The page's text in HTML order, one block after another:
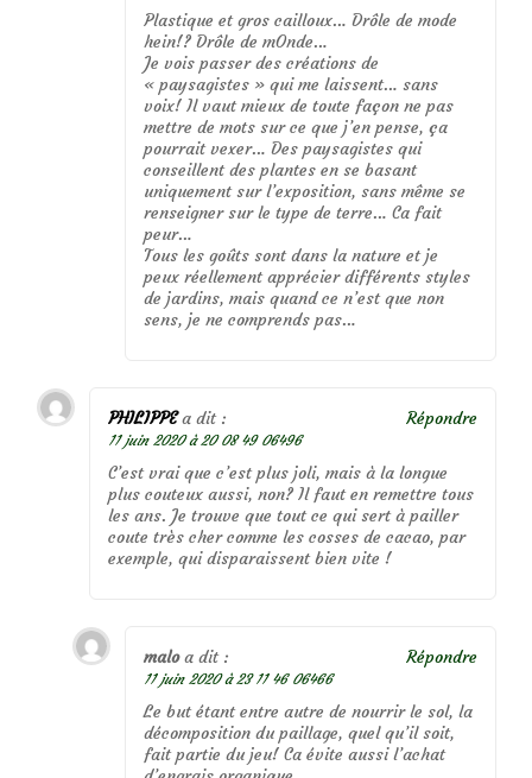
Plastique et gros cailloux… Drôle de mode
hein!? Drôle de mOnde…
Je vois passer des créations de
« paysagistes » qui me laissent… sans
voix! Il vaut mieux de toute façon ne pas
mettre de mots sur ce que j’en pense, ça
pourrait vexer… Des paysagistes qui
conseillent des plantes en se basant
uniquement sur l’exposition, sans même se
renseigner sur le type de terre… Ca fait
peur…
Tous les goûts sont dans la nature et je
peux réellement apprécier différents styles
de jardins, mais quand ce n’est que non
sens, je ne comprends pas…
PHILIPPE a dit :
11 juin 2020 à 20 08 49 06496
C’est vrai que c’est plus joli, mais à la longue
plus couteux aussi, non? Il faut en remettre tous
les ans. Je trouve que tout ce qui sert à pailler
coute très cher comme les cosses de cacao, par
exemple, qui disparaissent bien vite !
Répondre
malo a dit :
11 juin 2020 à 23 11 46 06466
Le but étant entre autre de nourrir le sol, la
décomposition du paillage, quel qu’il soit,
fait partie du jeu! Ca évite aussi l’achat
Répondre